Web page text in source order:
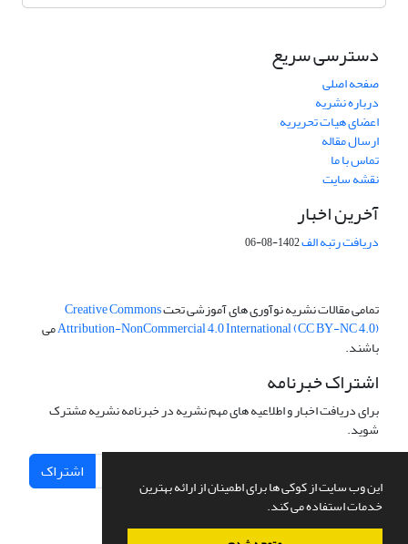
این وب سایت از کوکی ها برای اطمینان از ارائه بهترین
خدمات استفاده می کند.
دسترسی سریع
صفحه اصلی
درباره نشریه
اعضای هیات تحریریه
ارسال مقاله
تماس با ما
نقشه سایت
آخرین اخبار
دریافت رتبه الف1402-08-06
تمامی مقالات نشریه نوآوری های آموزشی تحتCreative Commons
Attribution-NonCommercial 4.0 International (CC BY-NC 4.0)می
باشند.
اشتراک خبرنامه
برای دریافت اخبار و اطلاعیه های مهم نشریه در خبرنامه نشریه مشترک
شوید.
اشتراک